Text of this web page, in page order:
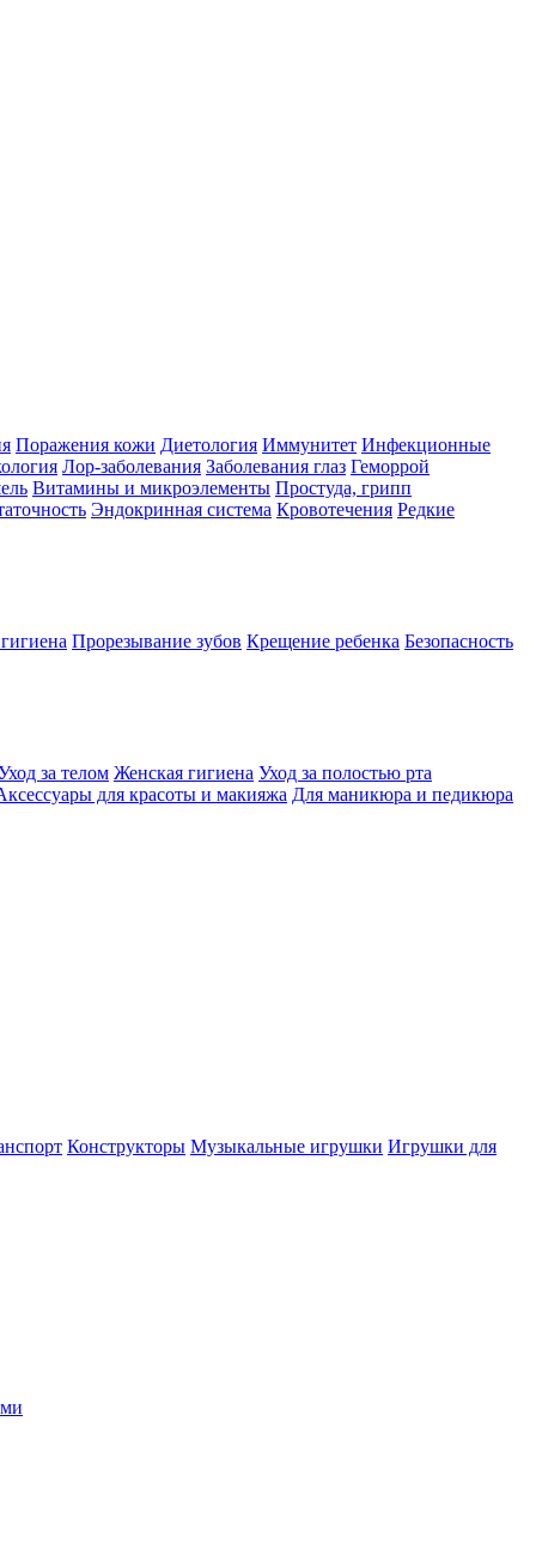
Поражения кожи Диетология Иммунитет Инфекционные
Лор-заболевания Заболевания глаз Геморрой
Витамины и микроэлементы Простуда, грипп
Эндокринная система Кровотечения Редкие
Прорезывание зубов Крещение ребенка Безопасность
за телом Женская гигиена Уход за полостью рта
для красоты и макияжа Для маникюра и педикюра
Конструкторы Музыкальные игрушки Игрушки для